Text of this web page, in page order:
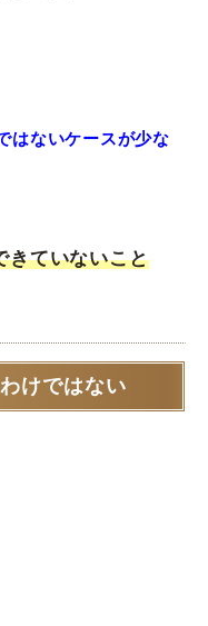
はないケースが少な
きていないこと
けではない